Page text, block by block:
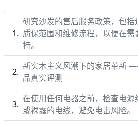
研究沙发的售后服务政策，包括
质保范围和维修流程，以便在需
持。
新实木主义风潮下的家居革新
品真实评测
在使用任何电器之前，检查电源
或裸露的电线，避免电击风险。